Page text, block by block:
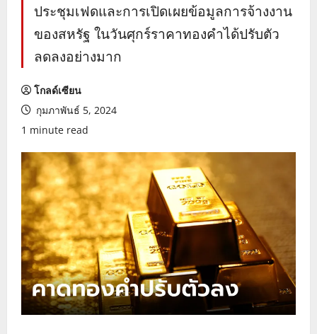
ประชุมเฟดและการเปิดเผยข้อมูลการจ้างงาน
ของสหรัฐ ในวันศุกร์ราคาทองคำได้ปรับตัว
ลดลงอย่างมาก
โกลด์เซียน
กุมภาพันธ์ 5, 2024
1 minute read